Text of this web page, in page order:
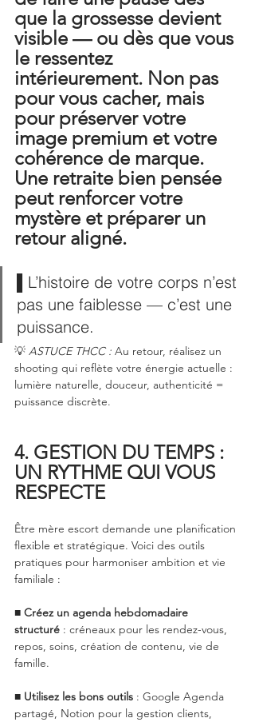
que la grossesse devient
visible — ou dès que vous
le ressentez
intérieurement. Non pas
pour vous cacher, mais
pour préserver votre
image premium et votre
cohérence de marque.
Une retraite bien pensée
peut renforcer votre
mystère et préparer un
retour aligné.
▌L’histoire de votre corps n’est
pas une faiblesse — c’est une
puissance.
💡 ASTUCE THCC : Au retour, réalisez un
shooting qui reflète votre énergie actuelle :
lumière naturelle, douceur, authenticité =
puissance discrète.
4. GESTION DU TEMPS :
UN RYTHME QUI VOUS
RESPECTE
Être mère escort demande une planification
flexible et stratégique. Voici des outils
pratiques pour harmoniser ambition et vie
familiale :
■ Créez un agenda hebdomadaire
structuré : créneaux pour les rendez-vous,
repos, soins, création de contenu, vie de
famille.
■ Utilisez les bons outils : Google Agenda
partagé, Notion pour la gestion clients,